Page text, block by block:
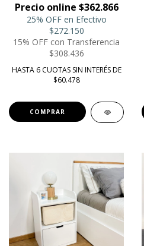
Precio online $362.866
25% OFF en Efectivo
$272.150
15% OFF con Transferencia
$308.436
HASTA 6 CUOTAS SIN INTERÉS DE
$60.478
COMPRAR